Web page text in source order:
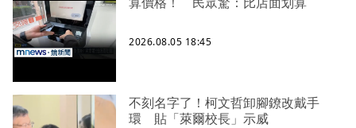
2026.08.05 18:45
不刻名字了！柯文哲卸腳鐐改戴手
環 貼「萊爾校長」示威